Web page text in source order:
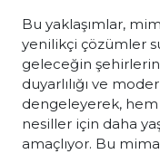
Bu yaklaşımlar,
yenilikçi çözümler
geleceğin
duyarlılığı ve
dengeleyerek,
nesiller için daha
amaçlıyor. Bu